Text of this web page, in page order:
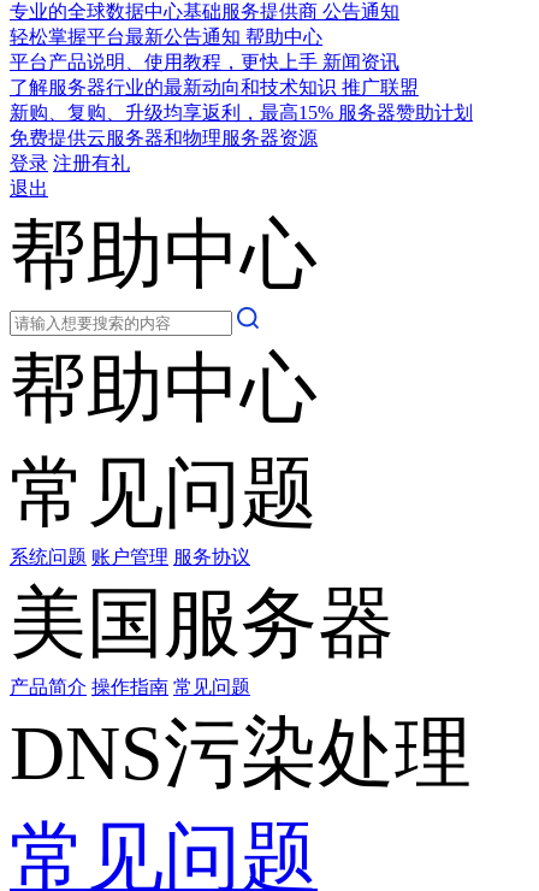
专业的全球数据中心基础服务提供商 公告通知
轻松掌握平台最新公告通知 帮助中心
平台产品说明、使用教程，更快上手 新闻资讯
了解服务器行业的最新动向和技术知识 推广联盟
新购、复购、升级均享返利，最高15% 服务器赞助计划
免费提供云服务器和物理服务器资源
登录 注册有礼
退出
帮助中心
帮助中心
常见问题
系统问题 账户管理 服务协议
美国服务器
产品简介 操作指南 常见问题
DNS污染处理
常见问题